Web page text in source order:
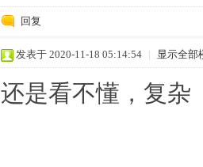
回复
发表于 2020-11-18 05:14:54 | 显示全部
还是看不懂，复杂